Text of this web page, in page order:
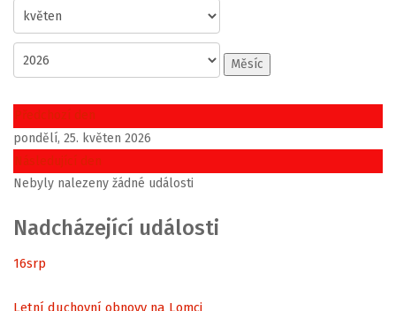
Měsíc
Předchozí den
pondělí, 25. květen 2026
Následující den
Nebyly nalezeny žádné události
Nadcházející události
16srp
Letní duchovní obnovy na Lomci